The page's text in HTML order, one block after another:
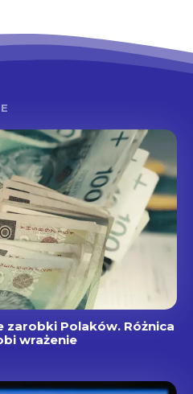
zarobki Polaków. Różnica
wrażenie